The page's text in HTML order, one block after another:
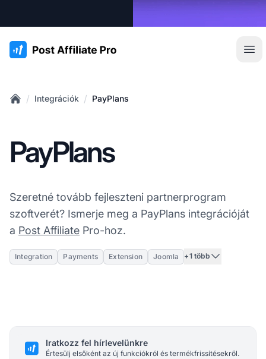
:site.title
/ Integrációk / PayPlans
PayPlans
Szeretné tovább fejleszteni partnerprogram
szoftverét? Ismerje meg a PayPlans integrációját
a Post Affiliate Pro-hoz.
Integration Payments Extension Joomla +1 több
Iratkozz fel hírlevelünkre
Értesülj elsőként az új funkciókról és termékfrissítésekről.